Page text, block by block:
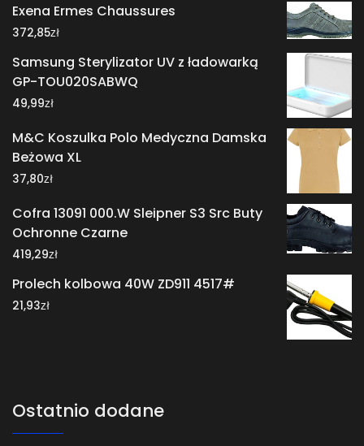
Exena Ermes Chaussures
372,85zł
Samsung Sterylizator UV z ładowarką
GP-TOU020SABWQ
49,99zł
M&C Koszulka Polo Medyczna Damska
Beżowa XL
37,80zł
Cofra 13091 000.W Sleipner S3 Src Buty
Ochronne Czarne
419,29zł
Prolech kolbowa 40W ZD911 4517#
21,93zł
Ostatnio dodane